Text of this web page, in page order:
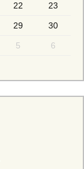
22 23
29 30
5 6